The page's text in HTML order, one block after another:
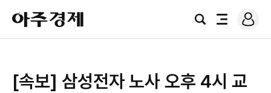
아
주
경
검
전
로
그
[속보] 삼성전자 노사 오후 4시 교